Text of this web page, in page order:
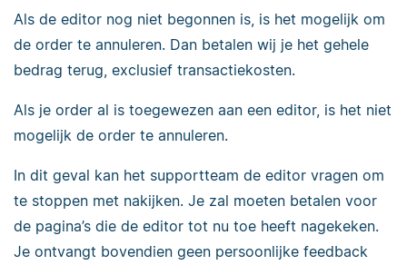
Als de editor nog niet begonnen is, is het mogelijk om
de order te annuleren. Dan betalen wij je het gehele
bedrag terug, exclusief transactiekosten.
Als je order al is toegewezen aan een editor, is het niet
mogelijk de order te annuleren.
In dit geval kan het supportteam de editor vragen om
te stoppen met nakijken. Je zal moeten betalen voor
de pagina’s die de editor tot nu toe heeft nagekeken.
Je ontvangt bovendien geen persoonlijke feedback